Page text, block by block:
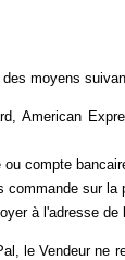
des moyens
American
compte
commande sur la
à l'adresse de
le Vendeur